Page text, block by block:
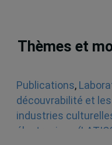
Thèmes et
Publications,
découvrabilité et
industries
électronique